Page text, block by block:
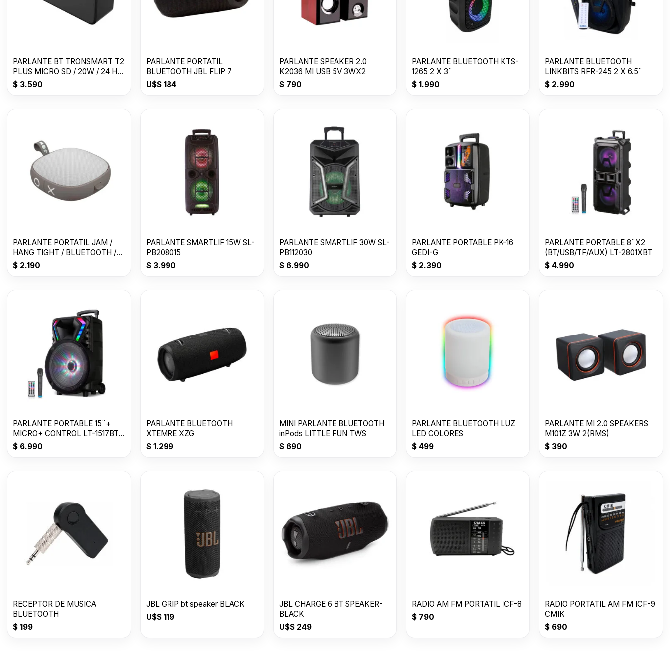
PARLANTE BT TRONSMART T2
PLUS MICRO SD / 20W / 24 HS
/ WATER
$ 3.590
PARLANTE PORTATIL
BLUETOOTH JBL FLIP 7
U$S184
PARLANTE SPEAKER 2.0
K2036 MI USB 5V 3WX2
$790
PARLANTE BLUETOOTH KTS-
1265 2 X 3¨
$ 1.990
PARLANTE BLUETOOTH
LINKBITS RFR-245 2 X 6.5¨
$ 2.990
PARLANTE PORTATIL JAM /
HANG TIGHT / BLUETOOTH /
GRIS
$ 2.190
PARLANTE SMARTLIF 15W SL-
PB208015
$3.990
PARLANTE SMARTLIF 30W SL-
PB112030
$6.990
PARLANTE PORTABLE PK-16
GEDI-G
$ 2.390
PARLANTE PORTABLE 8¨X2
(BT/USB/TF/AUX) LT-2801XBT
$ 4.990
PARLANTE PORTABLE 15¨+
MICRO+ CONTROL LT-1517BT
C/RUEDAS
$ 6.990
PARLANTE BLUETOOTH
XTEMRE XZG
$1.299
MINI PARLANTE BLUETOOTH
inPods LITTLE FUN TWS
$690
PARLANTE BLUETOOTH LUZ
LED COLORES
$ 499
PARLANTE MI 2.0 SPEAKERS
M101Z 3W 2(RMS)
$ 390
RECEPTOR DE MUSICA
BLUETOOTH
$ 199
JBL GRIP bt speaker BLACK
U$S119
JBL CHARGE 6 BT SPEAKER-
BLACK
U$S249
RADIO AM FM PORTATIL ICF-8
$ 790
RADIO PORTATIL AM FM ICF-9
CMIK
$ 690